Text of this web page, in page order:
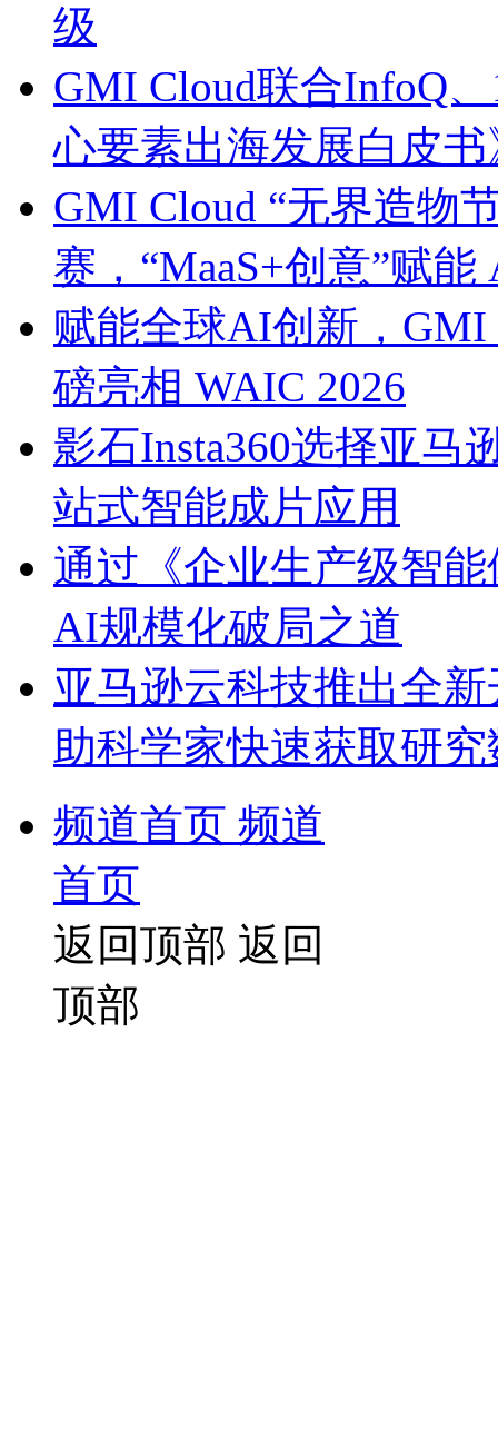
级
GMI Cloud联合InfoQ
心要素出海发展白皮书
GMI Cloud “无界造物
赛，“MaaS+创意”赋
赋能全球AI创新，
磅亮相 WAIC 2026
影石Insta360选择亚马
站式智能成片应用
通过《企业生产级智
AI规模化破局之道
亚马逊云科技推出全
助科学家快速获取研究
频道首页 频道
首页
返回顶部 返回
顶部